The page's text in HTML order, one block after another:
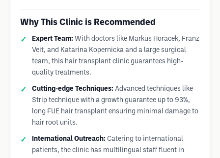
Why This Clinic is Recommended
Expert Team: With doctors like Markus Horacek, Franz
Veit, and Katarina Kopernicka and a large surgical
team, this hair transplant clinic guarantees high-
quality treatments.
Cutting-edge Techniques: Advanced techniques like
Strip technique with a growth guarantee up to 93%,
long FUE hair transplant ensuring minimal damage to
hair root units.
International Outreach: Catering to international
patients, the clinic has multilingual staff fluent in